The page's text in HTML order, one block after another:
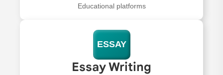
Educational platforms
ESSAY
Essay Writing